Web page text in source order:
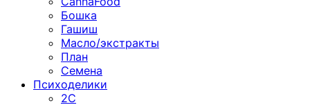
Бошка
Гашиш
Масло/экстракты
План
Семена
Психоделики
2C